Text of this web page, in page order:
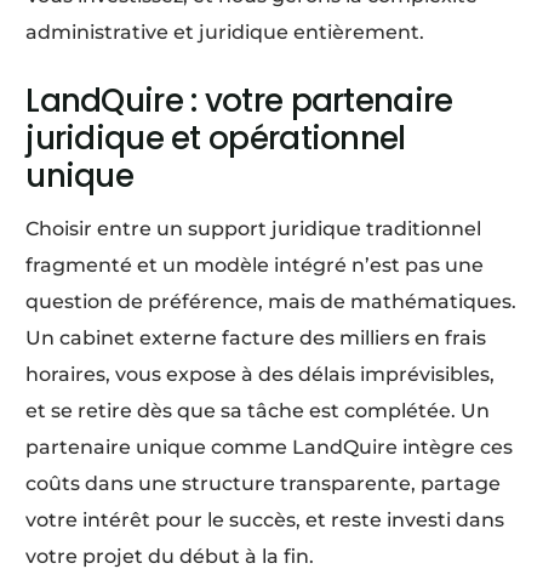
administrative et juridique entièrement.
LandQuire : votre partenaire
juridique et opérationnel
unique
Choisir entre un support juridique traditionnel
fragmenté et un modèle intégré n’est pas une
question de préférence, mais de mathématiques.
Un cabinet externe facture des milliers en frais
horaires, vous expose à des délais imprévisibles,
et se retire dès que sa tâche est complétée. Un
partenaire unique comme LandQuire intègre ces
coûts dans une structure transparente, partage
votre intérêt pour le succès, et reste investi dans
votre projet du début à la fin.